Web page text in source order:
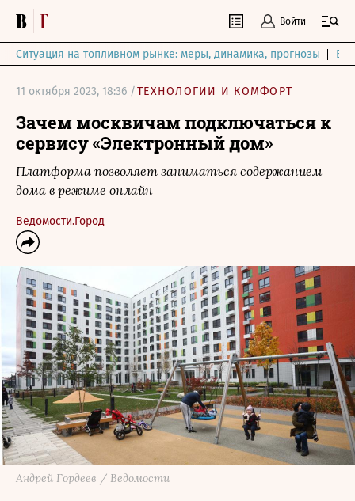
Войти
Ситуация на топливном рынке: меры, динамика, прогнозы
11 октября 2023, 18:36 /ТЕХНОЛОГИИ И КОМФОРТ
Зачем москвичам подключаться к
сервису «Электронный дом»
Платформа позволяет заниматься содержанием
дома в режиме онлайн
Ведомости.Город
Андрей Гордеев / Ведомости